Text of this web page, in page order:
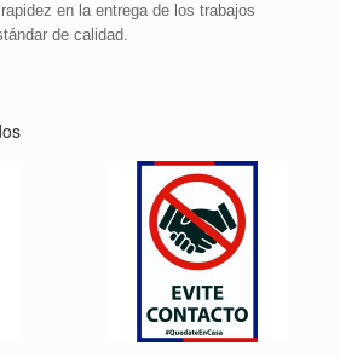
en la entrega de los trabajos
de calidad.